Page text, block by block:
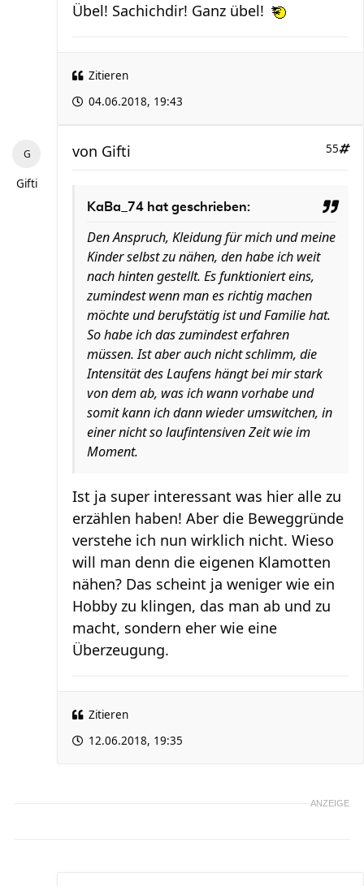
Übel! Sachichdir! Ganz übel!
Zitieren
04.06.2018, 19:43
Gifti
55
von Gifti
KaBa_74 hat geschrieben:
Den Anspruch, Kleidung für mich und meine
Kinder selbst zu nähen, den habe ich weit
nach hinten gestellt. Es funktioniert eins,
zumindest wenn man es richtig machen
möchte und berufstätig ist und Familie hat.
So habe ich das zumindest erfahren
müssen. Ist aber auch nicht schlimm, die
Intensität des Laufens hängt bei mir stark
von dem ab, was ich wann vorhabe und
somit kann ich dann wieder umswitchen, in
einer nicht so laufintensiven Zeit wie im
Moment.
Ist ja super interessant was hier alle zu
erzählen haben! Aber die Beweggründe
verstehe ich nun wirklich nicht. Wieso
will man denn die eigenen Klamotten
nähen? Das scheint ja weniger wie ein
Hobby zu klingen, das man ab und zu
macht, sondern eher wie eine
Überzeugung.
Zitieren
12.06.2018, 19:35
ANZEIGE